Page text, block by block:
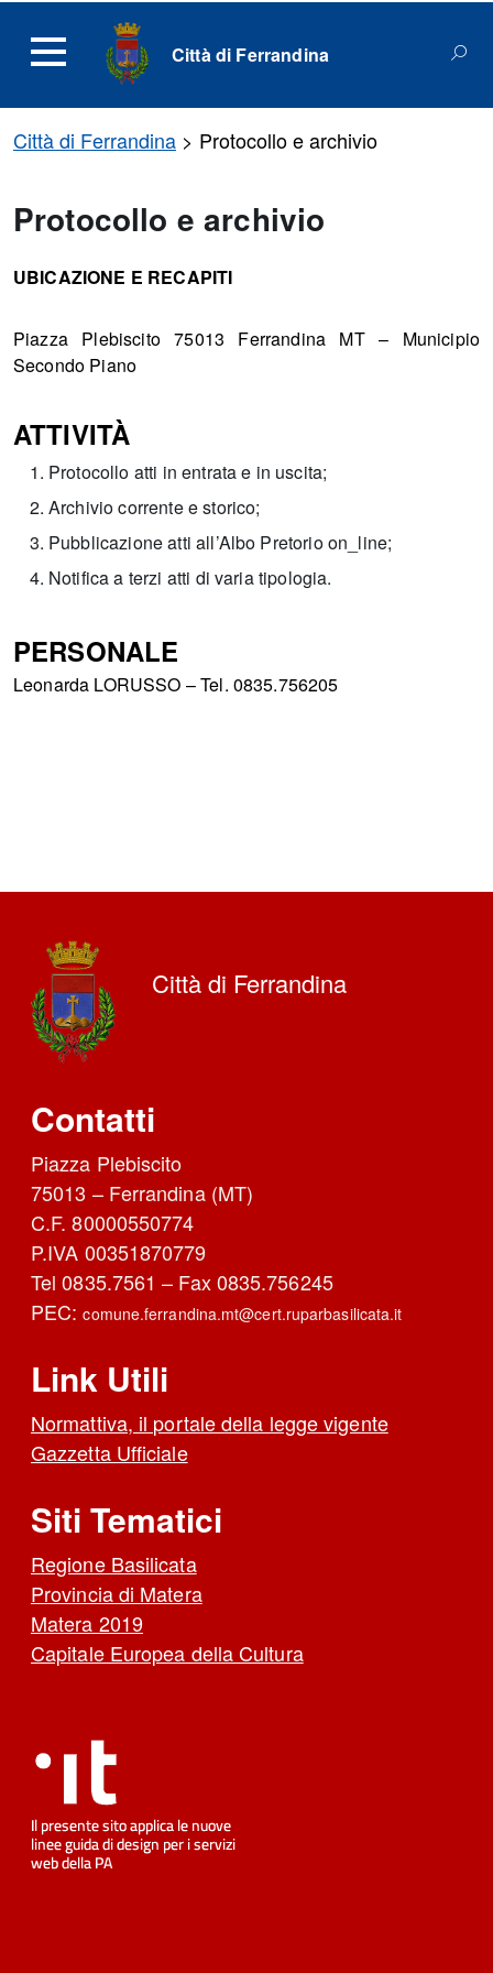
Città di Ferrandina
Città di Ferrandina > Protocollo e archivio
Protocollo e archivio
UBICAZIONE E RECAPITI
Piazza Plebiscito 75013 Ferrandina MT – Municipio
Secondo Piano
ATTIVITÀ
Protocollo atti in entrata e in uscita;
Archivio corrente e storico;
Pubblicazione atti all’Albo Pretorio on_line;
Notifica a terzi atti di varia tipologia.
PERSONALE
Leonarda LORUSSO – Tel. 0835.756205
Città di Ferrandina
Contatti
Piazza Plebiscito
75013 – Ferrandina (MT)
C.F. 80000550774
P.IVA 00351870779
Tel 0835.7561 – Fax 0835.756245
PEC:comune.ferrandina.mt@cert.ruparbasilicata.it
Link Utili
Normattiva, il portale della legge vigente
Gazzetta Ufficiale
Siti Tematici
Regione Basilicata
Provincia di Matera
Matera 2019
Capitale Europea della Cultura